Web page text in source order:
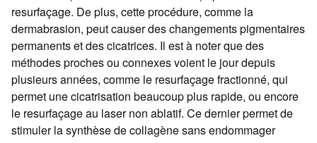
resurfaçage. De plus, cette procédure, comme la
dermabrasion, peut causer des changements pigmentaires
permanents et des cicatrices. Il est à noter que des
méthodes proches ou connexes voient le jour depuis
plusieurs années, comme le resurfaçage fractionné, qui
permet une cicatrisation beaucoup plus rapide, ou encore
le resurfaçage au laser non ablatif. Ce dernier permet de
stimuler la synthèse de collagène sans endommager